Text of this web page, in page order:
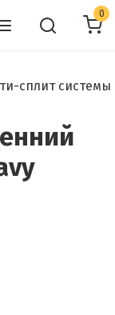
0
сплит системы